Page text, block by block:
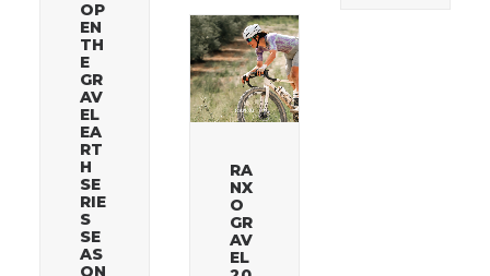
OP
EN
TH
E
GR
AV
EL
EA
RT
H
SE
RIE
S
SE
AS
ON
RA
NX
O
GR
AV
EL